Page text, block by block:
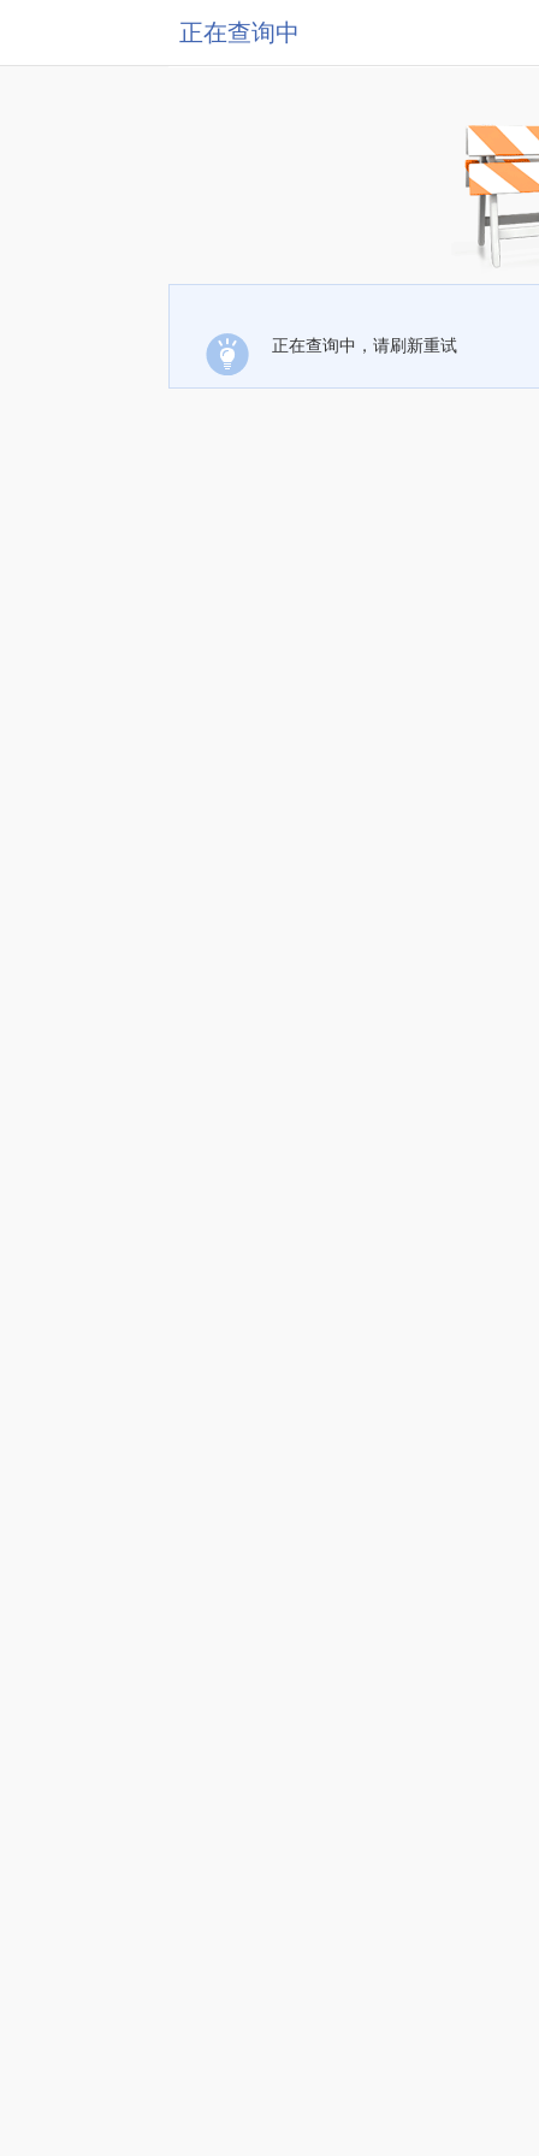
正在查询中
正在查询中，请刷新重试